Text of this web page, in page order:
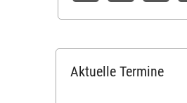
Aktuelle Termine